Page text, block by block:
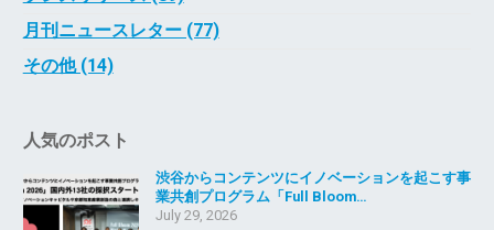
月刊ニュースレター (77)
その他 (14)
人気のポスト
渋谷からコンテンツにイノベーションを起こす事
業共創プログラム「Full Bloom…
July 29, 2026